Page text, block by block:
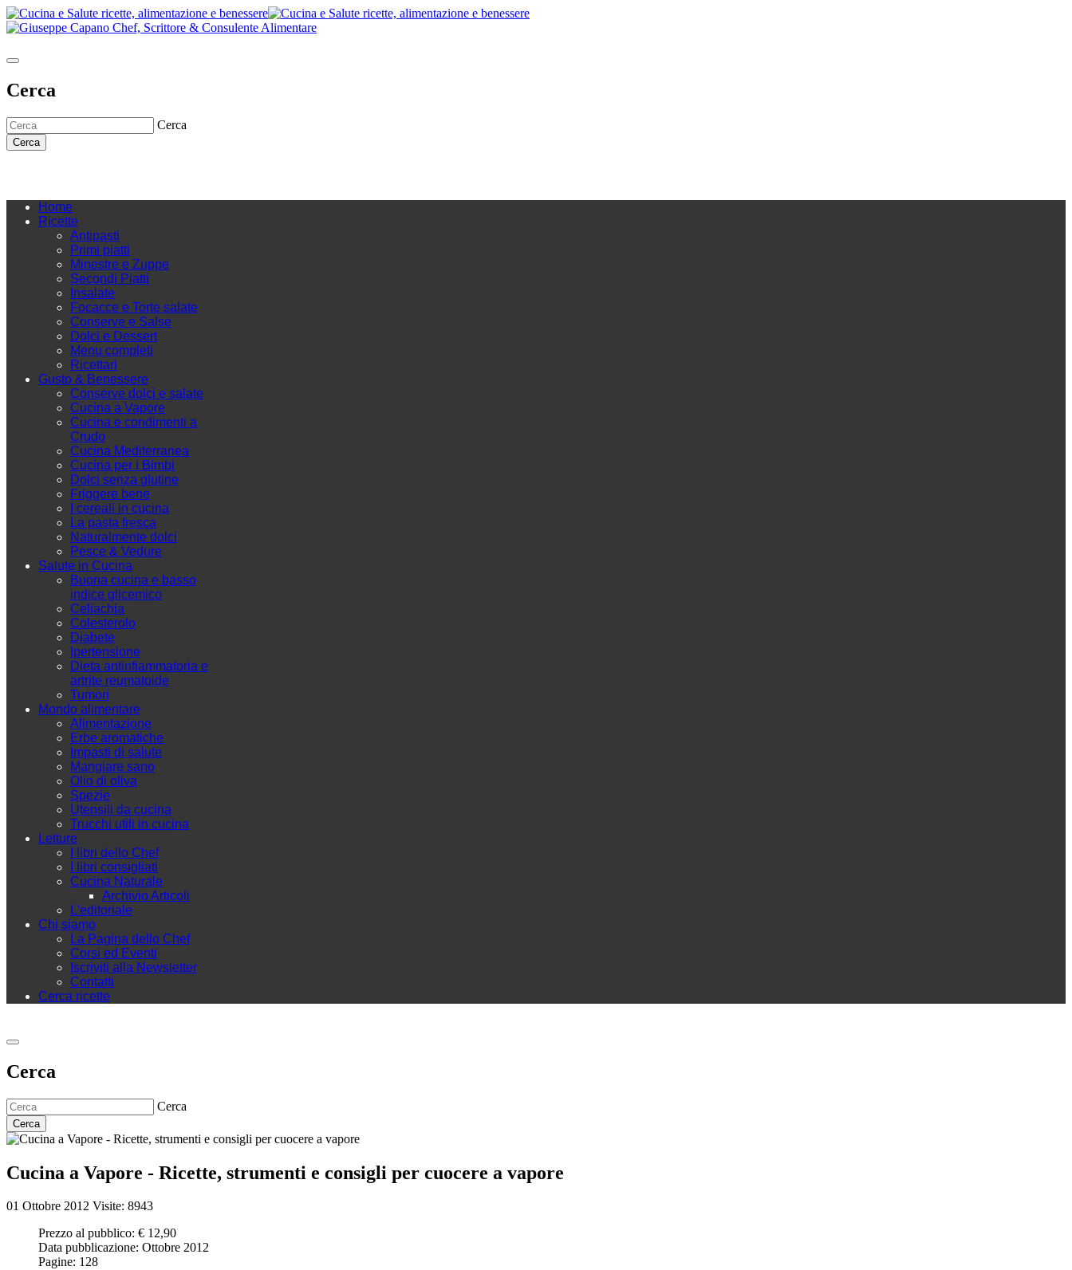
Cerca
Cerca
Cerca
Home
Ricette
Antipasti
Primi piatti
Minestre e Zuppe
Secondi Piatti
Insalate
Focacce e Torte salate
Conserve e Salse
Dolci e Dessert
Menu completi
Ricettari
Gusto & Benessere
Conserve dolci e salate
Cucina a Vapore
Cucina e condimenti a
Crudo
Cucina Mediterranea
Cucina per i Bimbi
Dolci senza glutine
Friggere bene
I cereali in cucina
La pasta fresca
Naturalmente dolci
Pesce & Vedure
Salute in Cucina
Buona cucina e basso
indice glicemico
Celiachia
Colesterolo
Diabete
Ipertensione
Dieta antinfiammatoria e
artrite reumatoide
Tumori
Mondo alimentare
Alimentazione
Erbe aromatiche
Impasti di salute
Mangiare sano
Olio di oliva
Spezie
Utensili da cucina
Trucchi utili in cucina
Letture
I libri dello Chef
I libri consigliati
Cucina Naturale
Archivio Articoli
L'editoriale
Chi siamo
La Pagina dello Chef
Corsi ed Eventi
Iscriviti alla Newsletter
Contatti
Cerca ricette
Cerca
Cerca
Cerca
Cucina a Vapore - Ricette, strumenti e consigli per cuocere a vapore
01 Ottobre 2012 Visite: 8943
Prezzo al pubblico: € 12,90
Data pubblicazione: Ottobre 2012
Pagine: 128